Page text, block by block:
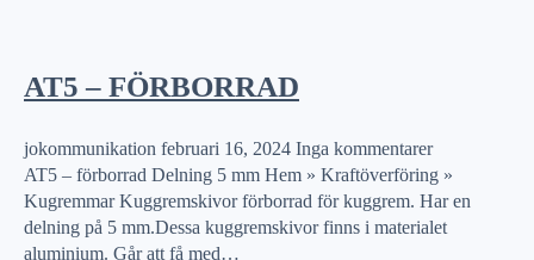
AT5 – FÖRBORRAD
jokommunikation februari 16, 2024 Inga kommentarer
AT5 – förborrad Delning 5 mm Hem » Kraftöverföring »
Kugremmar Kuggremskivor förborrad för kuggrem. Har en
delning på 5 mm.Dessa kuggremskivor finns i materialet
aluminium. Går att få med…